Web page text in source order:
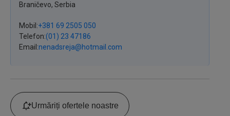
Braničevo, Serbia
Mobil +381 69 2505 050
Telefon (01) 23 47186
Email nenadsreja@hotmail.com
Urmăriți ofertele noastre